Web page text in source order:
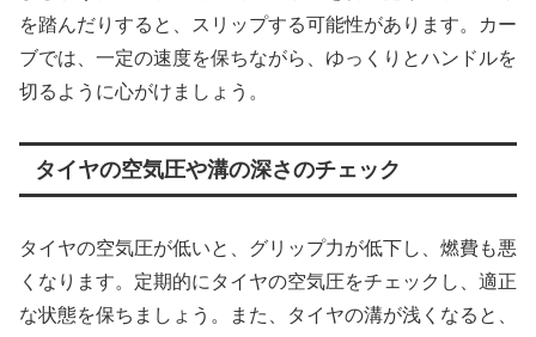
を踏んだりすると、スリップする可能性があります。カー
ブでは、一定の速度を保ちながら、ゆっくりとハンドルを
切るように心がけましょう。
タイヤの空気圧や溝の深さのチェック
タイヤの空気圧が低いと、グリップ力が低下し、燃費も悪
くなります。定期的にタイヤの空気圧をチェックし、適正
な状態を保ちましょう。また、タイヤの溝が浅くなると、